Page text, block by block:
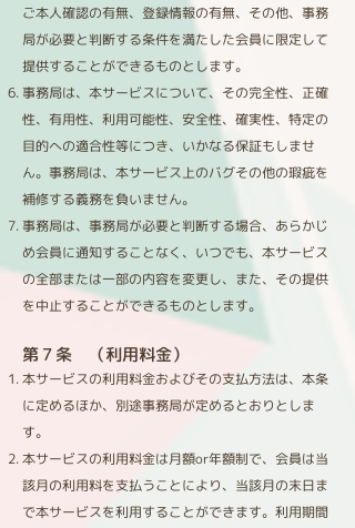
ご本人確認の有無、登録情報の有無、その他、事務
局が必要と判断する条件を満たした会員に限定して
提供することができるものとします。
事務局は、本サービスについて、その完全性、正確
性、有用性、利用可能性、安全性、確実性、特定の
目的への適合性等につき、いかなる保証もしませ
ん。事務局は、本サービス上のバグその他の瑕疵を
補修する義務を負いません。
事務局は、事務局が必要と判断する場合、あらかじ
め会員に通知することなく、いつでも、本サービス
の全部または一部の内容を変更し、また、その提供
を中止することができるものとします。
第７条 （利用料金）​
本サービスの利用料金およびその支払方法は、本条
に定めるほか、別途事務局が定めるとおりとしま
す。
本サービスの利用料金は月額or年額制で、会員は当
該月の利用料を支払うことにより、当該月の末日ま
で本サービスを利用することができます。利用期間